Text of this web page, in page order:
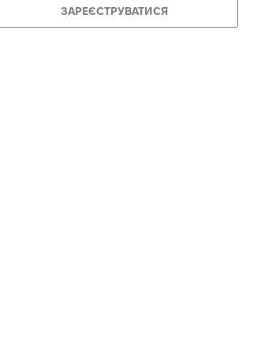
ЗАРЕЄСТРУВАТИСЯ